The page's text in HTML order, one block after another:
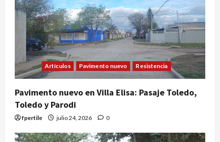
Artículos Pavimento nuevo Resistencia
Pavimento nuevo en Villa Elisa: Pasaje Toledo,
Toledo y Parodi
fpertile julio 24, 2026 0